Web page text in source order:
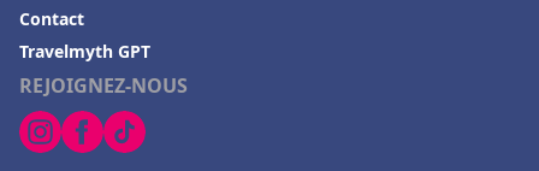
REJOIGNEZ-NOUS
Contact
Travelmyth GPT